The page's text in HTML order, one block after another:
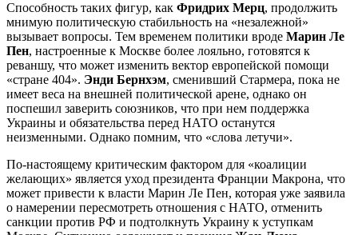
Способность таких фигур, как Фридрих Мерц, продолжить
мнимую политическую стабильность на «незалежной»
вызывает вопросы. Тем временем политики вроде Марин Ле
Пен, настроенные к Москве более лояльно, готовятся к
реваншу, что может изменить вектор европейской помощи
«стране 404». Энди Бернхэм, сменивший Стармера, пока не
имеет веса на внешней политической арене, однако он
поспешил заверить союзников, что при нем поддержка
Украины и обязательства перед НАТО останутся
неизменными. Однако помним, что «слова летучи».
По-настоящему критическим фактором для «коалиции
желающих» является уход президента Франции Макрона, что
может привести к власти Марин Ле Пен, которая уже заявила
о намерении пересмотреть отношения с НАТО, отменить
санкции против РФ и подтолкнуть Украину к уступкам